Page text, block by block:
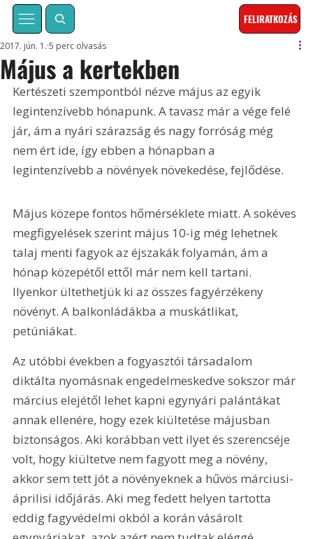
FELIRATKOZÁS
Május a kertekben
2017. jún. 1. 5 perc olvasás
Kertészeti szempontból nézve május az egyik
legintenzívebb hónapunk. A tavasz már a vége felé
jár, ám a nyári szárazság és nagy forróság még
nem ért ide, így ebben a hónapban a
legintenzívebb a növények növekedése, fejlődése.
Május közepe fontos hőmérséklete miatt. A sokéves
megfigyelések szerint május 10-ig még lehetnek
talaj menti fagyok az éjszakák folyamán, ám a
hónap közepétől ettől már nem kell tartani.
Ilyenkor ültethetjük ki az összes fagyérzékeny
növényt. A balkonládákba a muskátlikat,
petúniákat.
Az utóbbi években a fogyasztói társadalom
diktálta nyomásnak engedelmeskedve sokszor már
március elejétől lehet kapni egynyári palántákat
annak ellenére, hogy ezek kiültetése májusban
biztonságos. Aki korábban vett ilyet és szerencséje
volt, hogy kiültetve nem fagyott meg a növény,
akkor sem tett jót a növényeknek a hűvös márciusi-
áprilisi időjárás. Aki meg fedett helyen tartotta
eddig fagyvédelmi okból a korán vásárolt